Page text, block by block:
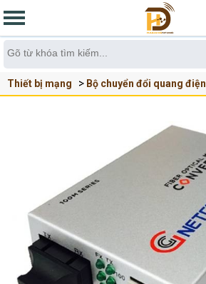
Thiết bị mạng Bộ chuyển đổi quang điện